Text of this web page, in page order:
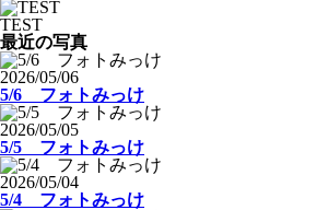
TEST
最近の写真
2026/05/06
5/6 フォトみっけ
2026/05/05
5/5 フォトみっけ
2026/05/04
5/4 フォトみっけ